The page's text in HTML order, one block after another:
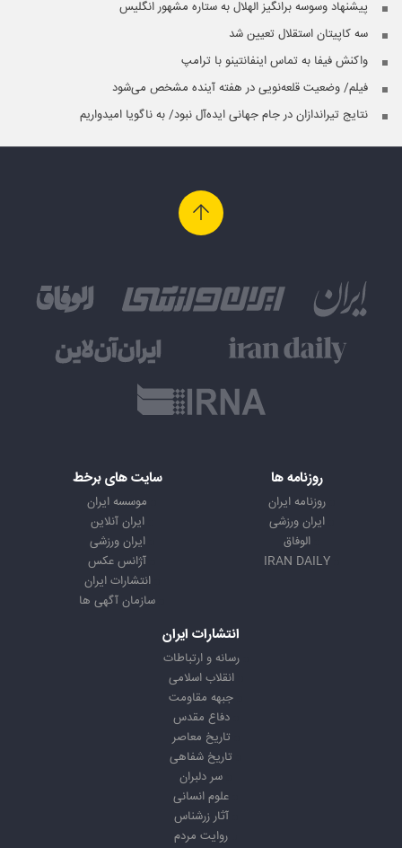
پیشنهاد وسوسه برانگیز الهلال به ستاره مشهور انگلیس
سه کاپیتان‌ استقلال تعیین شد
واکنش فیفا به تماس اینفانتینو با ترامپ
فیلم/ وضعیت قلعه‌نویی در هفته آینده مشخص می‌شود
نتایج تیراندازان در جام جهانی ایده‌آل نبود/ به ناگویا امیدواریم
روزنامه ها
روزنامه ایران
ایران ورزشی
الوفاق
IRAN DAILY
سایت های برخط
موسسه ایران
ایران آنلاین
ایران ورزشی
آژانس عکس
انتشارات ایران
سازمان آگهی ها
انتشارات ایران
رسانه و ارتباطات
انقلاب اسلامی
جبهه مقاومت
دفاع مقدس
تاریخ معاصر
تاریخ شفاهی
سر دلبران
علوم انسانی
آثار زرشناس
روایت مردم